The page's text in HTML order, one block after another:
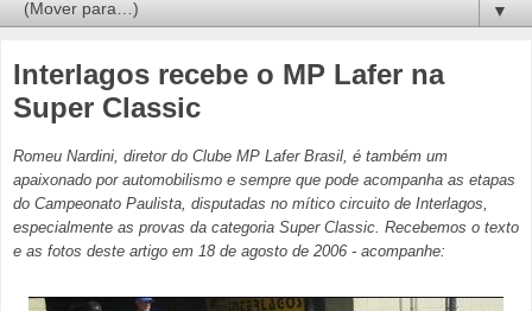
▼
Interlagos recebe o MP Lafer na
Super Classic
Romeu Nardini, diretor do Clube MP Lafer Brasil, é também um
apaixonado por automobilismo e sempre que pode acompanha as etapas
do Campeonato Paulista, disputadas no mítico circuito de Interlagos,
especialmente as provas da categoria Super Classic. Recebemos o texto
e as fotos deste artigo em 18 de agosto de 2006 - acompanhe: